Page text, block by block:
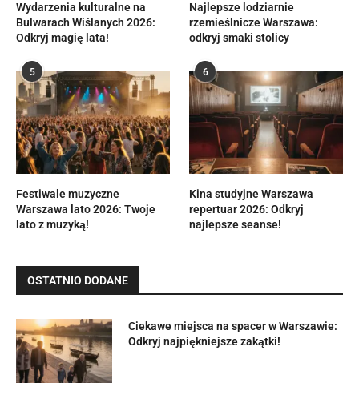
Wydarzenia kulturalne na
Bulwarach Wiślanych 2026:
Odkryj magię lata!
Najlepsze lodziarnie
rzemieślnicze Warszawa:
odkryj smaki stolicy
5
Festiwale muzyczne
Warszawa lato 2026: Twoje
lato z muzyką!
6
Kina studyjne Warszawa
repertuar 2026: Odkryj
najlepsze seanse!
OSTATNIO DODANE
Ciekawe miejsca na spacer w Warszawie:
Odkryj najpiękniejsze zakątki!